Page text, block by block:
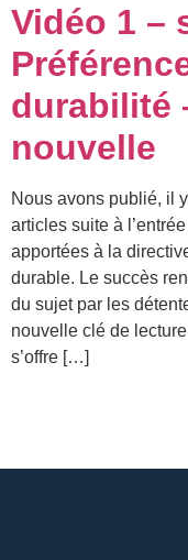
Vidéo 1 –
durabilité
nouvelle
Nous avons publié, il
articles suite à
apportées à la
durable. Le succès
du sujet par les
nouvelle clé de
s’offre […]